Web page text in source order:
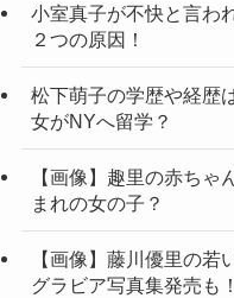
小室真子が不快と言わ
２つの原因！
松下萌子の学歴や経歴
女がNYへ留学？
【画像】趣里の赤ち
まれの女の子？
【画像】藤川優里の
グラビア写真集発売も！